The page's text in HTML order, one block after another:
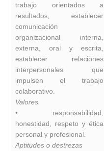
trabajo orientados a
resultados, establecer
comunicación
organizacional interna,
externa, oral y escrita,
establecer relaciones
interpersonales que
impulsen el trabajo
colaborativo.
Valores
• responsabilidad,
honestidad, respeto y ética
personal y profesional.
Aptitudes o destrezas